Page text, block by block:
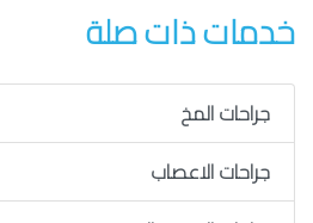
خدمات ذات صلة
جراحات المخ
جراحات الاعصاب